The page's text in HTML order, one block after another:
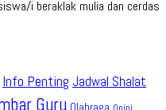
i beraklak mulia dan cerdas
Info Penting Jadwal Shalat
Guru Olahraga